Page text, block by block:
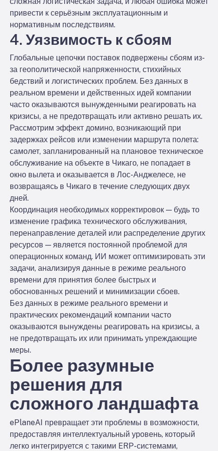
привести к серьёзным эксплуатационным и
нормативным последствиям.
4. Уязвимость к сбоям
Глобальные цепочки поставок подвержены сбоям из-
за геополитической напряженности, стихийных
бедствий и логистических проблем. Без данных в
реальном времени и действенных идей компании
часто оказываются вынужденными реагировать на
кризисы, а не предотвращать или активно решать их.
Рассмотрим эффект домино, возникающий при
задержках рейсов или изменении маршрута полета:
самолет, запланированный на плановое техническое
обслуживание на объекте в Чикаго, не попадает в
окно вылета и оказывается в Лос-Анджелесе, не
возвращаясь в Чикаго в течение следующих двух
дней.
Координация необходимых корректировок — будь то
изменение графика технического обслуживания,
перенаправление деталей или распределение других
ресурсов — является постоянной проблемой для
операционных команд. ИИ может оптимизировать эти
задачи, анализируя данные в режиме реального
времени для принятия более быстрых и
обоснованных решений и минимизации сбоев.
Без данных в режиме реального времени и
практических рекомендаций компании часто
оказываются вынуждены реагировать на кризисы, а
не предотвращать их или принимать упреждающие
меры.
Более разумные
решения для
сложного ландшафта
ePlaneAI превращает эти проблемы в возможности,
предоставляя интеллектуальный уровень, который
легко интегрируется с такими ERP-системами,